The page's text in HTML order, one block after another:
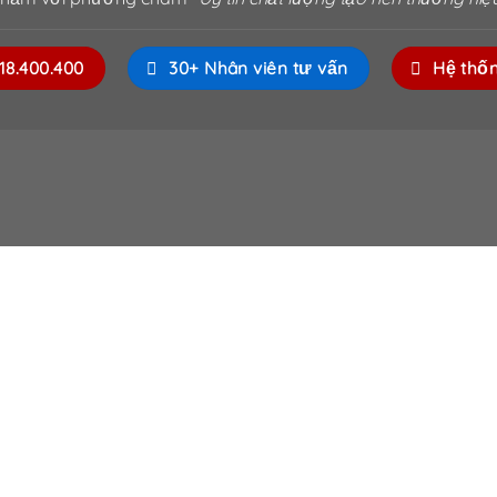
30+ Nhân viên tư vấn Hệ